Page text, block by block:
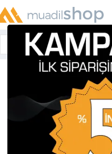
Anasayfa»Muadil Tonerler